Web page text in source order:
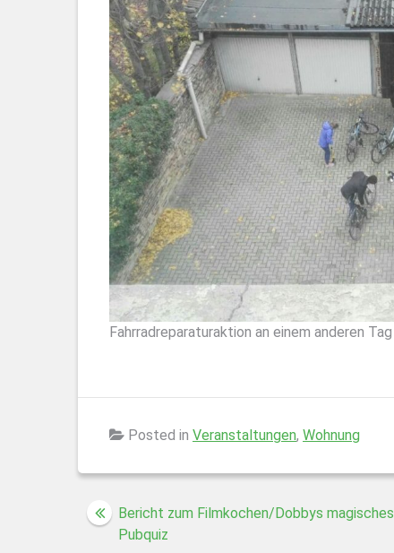
Fahrradreparaturaktion an einem anderen Tag
Posted in Veranstaltungen, Wohnung
Beitragsnavigation
Bericht zum Filmkochen/Dobbys magisches
Pubquiz